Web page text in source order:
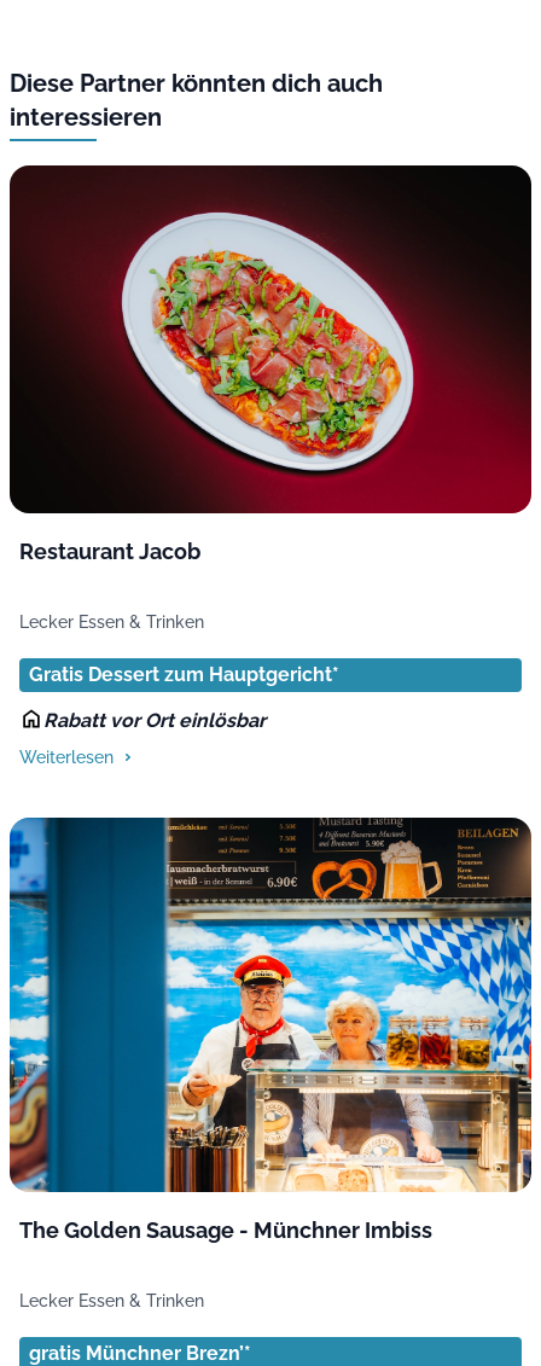
Diese Partner könnten dich auch
interessieren
Restaurant Jacob
Lecker Essen & Trinken
Gratis Dessert zum Hauptgericht*
Rabatt vor Ort einlösbar
Weiterlesen
The Golden Sausage - Münchner Imbiss
Lecker Essen & Trinken
gratis Münchner Brezn’*